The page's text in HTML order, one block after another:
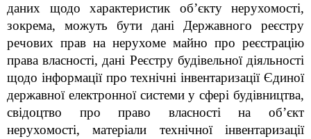
даних щодо характеристик об’єкту нерухомості,
зокрема, можуть бути дані Державного реєстру
речових прав на нерухоме майно про реєстрацію
права власності, дані Реєстру будівельної діяльності
щодо інформації про технічні інвентаризації Єдиної
державної електронної системи у сфері будівництва,
свідоцтво про право власності на об’єкт
нерухомості, матеріали технічної інвентаризації